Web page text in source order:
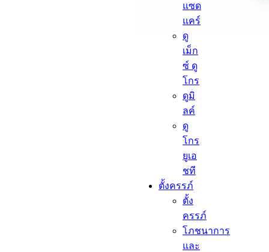
แซด
แคร์
ดู
เม็ก
ซ์ ดู
โกร
ดูมิ
ลค์
ดู
โกร
ยูเอ
ชที
ตั้งครรภ์​
ตั้ง
ครรภ์​
โภชนาการ
และ